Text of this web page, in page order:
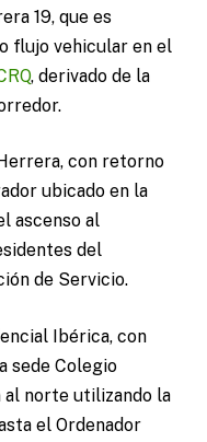
19, que es
flujo vehicular en el
, derivado de la
con retorno
ubicado en la
ascenso al
del
de Servicio.
Ibérica, con
sede Colegio
al norte utilizando la
el Ordenador